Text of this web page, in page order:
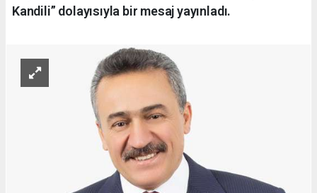
Kandili” dolayısıyla bir mesaj yayınladı.